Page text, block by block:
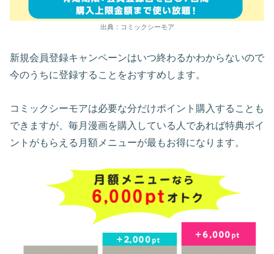
出典：コミックシーモア
新規会員登録キャンペーンはいつ終わるかわからないので
今のうちに登録することをおすすめします。
コミックシーモアは必要な分だけポイント購入することも
できますが、毎月漫画を購入している人であれば特典ポイ
ントがもらえる月額メニューが最もお得になります。